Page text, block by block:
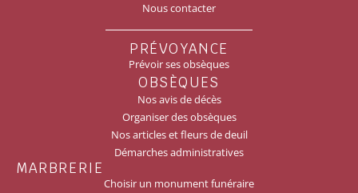
Nous contacter
PRÉVOYANCE
Prévoir ses obsèques
OBSÈQUES
Nos avis de décès
Organiser des obsèques
Nos articles et fleurs de deuil
Démarches administratives
MARBRERIE
Choisir un monument funéraire